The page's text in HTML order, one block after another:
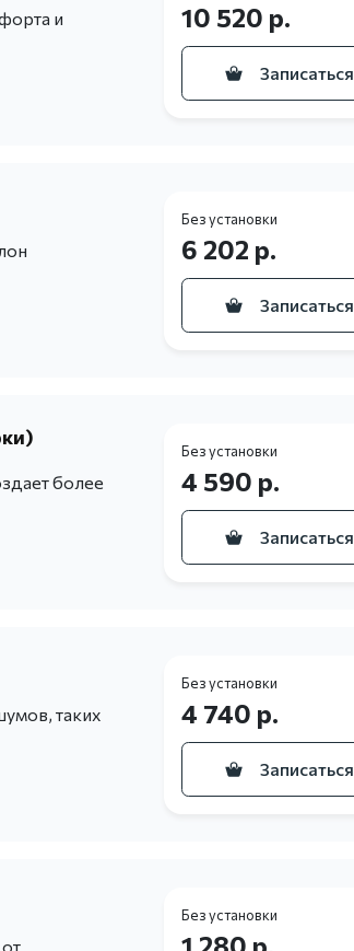
и
10 520 р.
Записаться
Без установки
6 202 р.
Записаться
более
Без установки
4 590 р.
Записаться
таких
Без установки
4 740 р.
Записаться
Без установки